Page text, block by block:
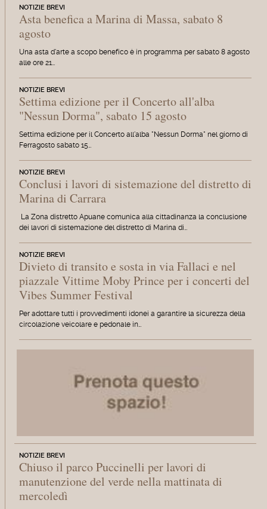
NOTIZIE BREVI
Asta benefica a Marina di Massa, sabato 8
agosto
Una asta d'arte a scopo benefico è in programma per sabato 8 agosto
alle ore 21…
NOTIZIE BREVI
Settima edizione per il Concerto all'alba
"Nessun Dorma", sabato 15 agosto
Settima edizione per il Concerto all'alba "Nessun Dorma" nel giorno di
Ferragosto sabato 15…
NOTIZIE BREVI
Conclusi i lavori di sistemazione del distretto di
Marina di Carrara
La Zona distretto Apuane comunica alla cittadinanza la conclusione
dei lavori di sistemazione del distretto di Marina di…
NOTIZIE BREVI
Divieto di transito e sosta in via Fallaci e nel
piazzale Vittime Moby Prince per i concerti del
Vibes Summer Festival
Per adottare tutti i provvedimenti idonei a garantire la sicurezza della
circolazione veicolare e pedonale in…
NOTIZIE BREVI
Chiuso il parco Puccinelli per lavori di
manutenzione del verde nella mattinata di
mercoledì